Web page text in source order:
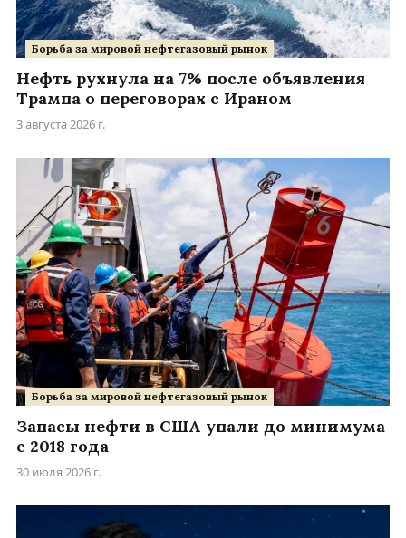
Борьба за мировой нефтегазовый рынок
Нефть рухнула на 7% после объявления
Трампа о переговорах с Ираном
3 августа 2026 г.
Борьба за мировой нефтегазовый рынок
Запасы нефти в США упали до минимума
с 2018 года
30 июля 2026 г.